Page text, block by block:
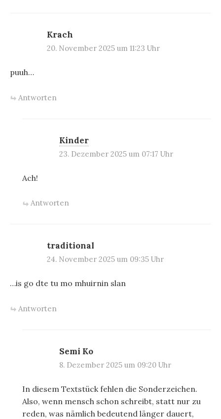
Krach
20. November 2025 um 11:23 Uhr
puuh…
Antworten
Kinder
23. Dezember 2025 um 07:17 Uhr
Ach!
Antworten
traditional
24. November 2025 um 09:35 Uhr
…is go dte tu mo mhuirnin slan
Antworten
Semi Ko
8. Dezember 2025 um 09:20 Uhr
In diesem Textstück fehlen die Sonderzeichen.
Also, wenn mensch schon schreibt, statt nur zu
reden, was nämlich bedeutend länger dauert,